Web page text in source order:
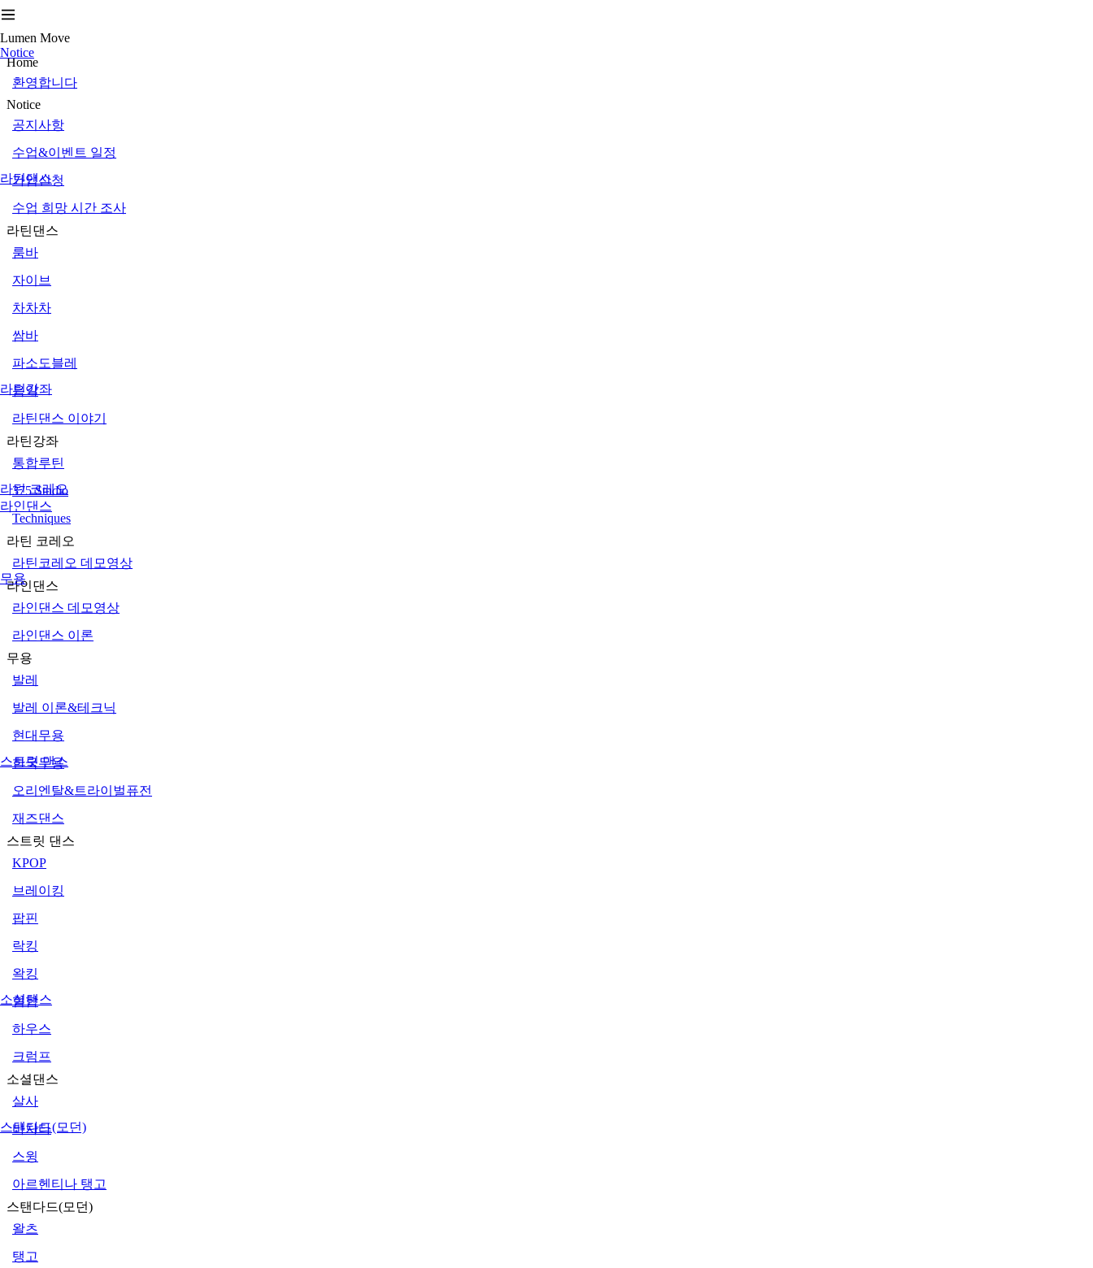
Lumen Move
Notice
라틴댄스
라틴강좌
라틴 코레오
라인댄스
무용
스트릿 댄스
소셜댄스
스탠다드(모던)
Home
환영합니다
Notice
공지사항
수업&이벤트 일정
가입신청
수업 희망 시간 조사
라틴댄스
룸바
자이브
차차차
쌈바
파소도블레
음악
라틴댄스 이야기
라틴강좌
통합루틴
375 Studio
Techniques
라틴 코레오
라틴코레오 데모영상
라인댄스
라인댄스 데모영상
라인댄스 이론
무용
발레
발레 이론&테크닉
현대무용
한국무용
오리엔탈&트라이벌퓨전
재즈댄스
스트릿 댄스
KPOP
브레이킹
팝핀
락킹
왁킹
힙합
하우스
크럼프
소셜댄스
살사
바차타
스윙
아르헨티나 탱고
스탠다드(모던)
왈츠
탱고